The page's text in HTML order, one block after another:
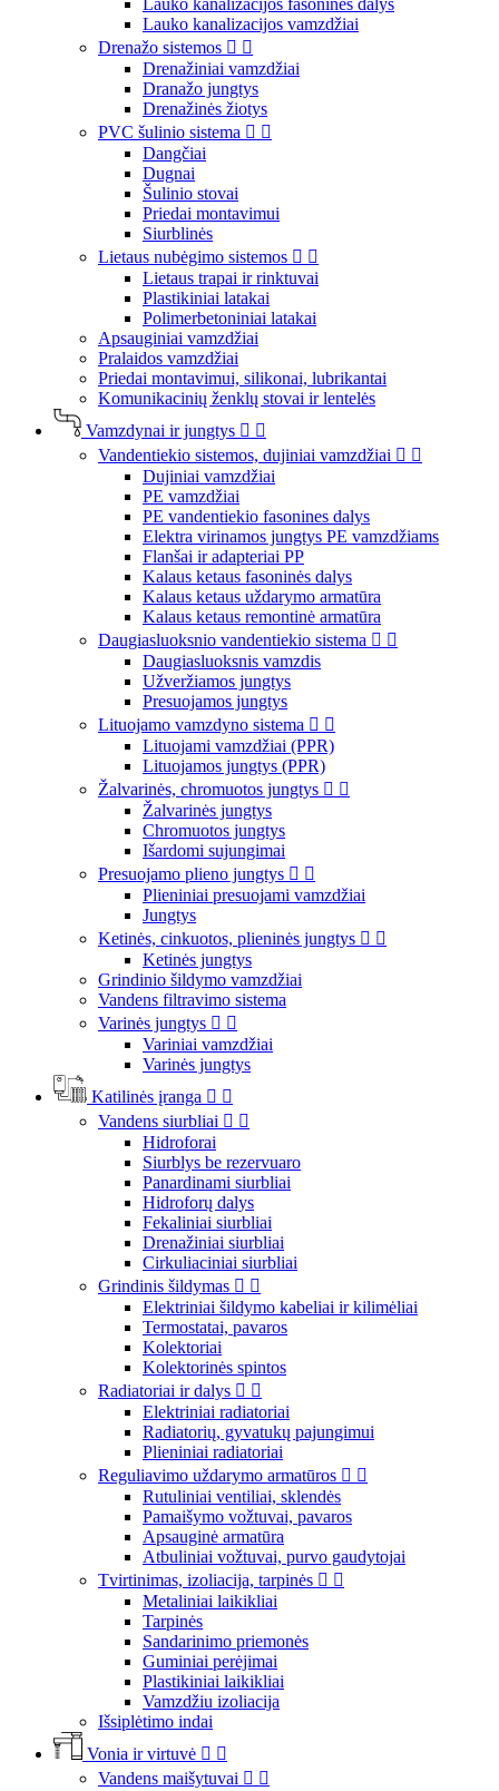
Lauko kanalizacijos fasoninės dalys
Lauko kanalizacijos vamzdžiai
Drenažo sistemos  
Drenažiniai vamzdžiai
Dranažo jungtys
Drenažinės žiotys
PVC šulinio sistema  
Dangčiai
Dugnai
Šulinio stovai
Priedai montavimui
Siurblinės
Lietaus nubėgimo sistemos  
Lietaus trapai ir rinktuvai
Plastikiniai latakai
Polimerbetoniniai latakai
Apsauginiai vamzdžiai
Pralaidos vamzdžiai
Priedai montavimui, silikonai, lubrikantai
Komunikacinių ženklų stovai ir lentelės
Vamzdynai ir jungtys  
Vandentiekio sistemos, dujiniai vamzdžiai  
Dujiniai vamzdžiai
PE vamzdžiai
PE vandentiekio fasonines dalys
Elektra virinamos jungtys PE vamzdžiams
Flanšai ir adapteriai PP
Kalaus ketaus fasoninės dalys
Kalaus ketaus uždarymo armatūra
Kalaus ketaus remontinė armatūra
Daugiasluoksnio vandentiekio sistema  
Daugiasluoksnis vamzdis
Užveržiamos jungtys
Presuojamos jungtys
Lituojamo vamzdyno sistema  
Lituojami vamzdžiai (PPR)
Lituojamos jungtys (PPR)
Žalvarinės, chromuotos jungtys  
Žalvarinės jungtys
Chromuotos jungtys
Išardomi sujungimai
Presuojamo plieno jungtys  
Plieniniai presuojami vamzdžiai
Jungtys
Ketinės, cinkuotos, plieninės jungtys  
Ketinės jungtys
Grindinio šildymo vamzdžiai
Vandens filtravimo sistema
Varinės jungtys  
Variniai vamzdžiai
Varinės jungtys
Katilinės įranga  
Vandens siurbliai  
Hidroforai
Siurblys be rezervuaro
Panardinami siurbliai
Hidroforų dalys
Fekaliniai siurbliai
Drenažiniai siurbliai
Cirkuliaciniai siurbliai
Grindinis šildymas  
Elektriniai šildymo kabeliai ir kilimėliai
Termostatai, pavaros
Kolektoriai
Kolektorinės spintos
Radiatoriai ir dalys  
Elektriniai radiatoriai
Radiatorių, gyvatukų pajungimui
Plieniniai radiatoriai
Reguliavimo uždarymo armatūros  
Rutuliniai ventiliai, sklendės
Pamaišymo vožtuvai, pavaros
Apsauginė armatūra
Atbuliniai vožtuvai, purvo gaudytojai
Tvirtinimas, izoliacija, tarpinės  
Metaliniai laikikliai
Tarpinės
Sandarinimo priemonės
Guminiai perėjimai
Plastikiniai laikikliai
Vamzdžiu izoliacija
Išsiplėtimo indai
Vonia ir virtuvė  
Vandens maišytuvai  